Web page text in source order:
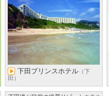
下田プリンスホテル （下
田）